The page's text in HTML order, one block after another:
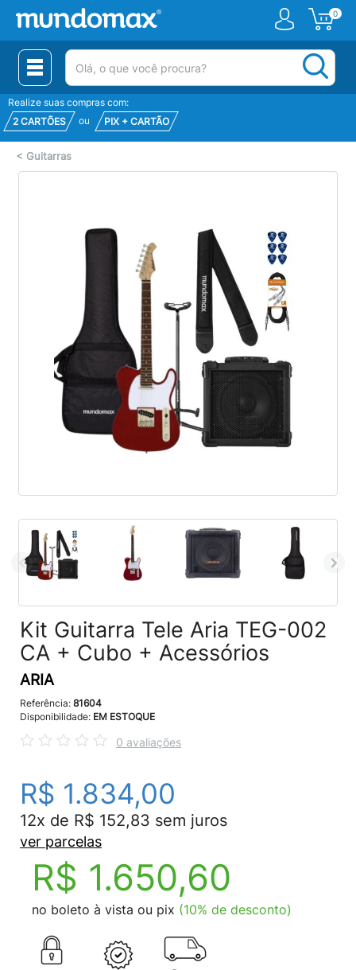
0
(pesquisar)
Realize suas compras com:
2 CARTÕES
ou PIX + CARTÃO
< Guitarras
Kit Guitarra Tele Aria TEG-002
CA + Cubo + Acessórios
ARIA
Referência: 81604
Disponibilidade: EM ESTOQUE
0 avaliações
R$ 1.834,00
12x de R$ 152,83 sem juros
ver parcelas
R$ 1.650,60
no boleto à vista ou pix (10% de desconto)